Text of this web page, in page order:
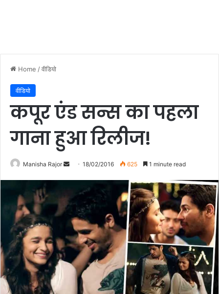
Home /वीडियो
वीडियो
कपूर एंड सन्स का पहला
गाना हुआ रिलीज!
Manisha Rajor
n
e
m
18/02/2016 625 1 minute read